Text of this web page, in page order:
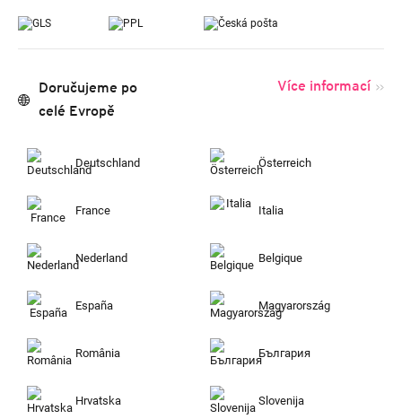
Doručujeme po
celé Evropě
Více informací
Deutschland Österreich
France Italia
Nederland Belgique
España Magyarország
România България
Hrvatska Slovenija